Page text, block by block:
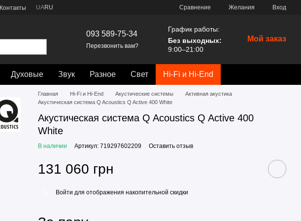
Контакты UARU Сравнение Желания Вход
093 589-75-34
Перезвонить вам?
График работы:
Без выходных:
9:00–21:00
Мой заказ
Духовые Звук Разное Свет Hi-Fi и Hi-End
Главная Hi-Fi и Hi-End Акустические системы
Активная акустика
Акустическая система Q Acoustics Q Active 400 White
Акустическая система Q Acoustics Q Active 400
White
В наличии Артикул: 719297602209 Оставить отзыв
131 060 грн
Войти для отображения накопительной скидки